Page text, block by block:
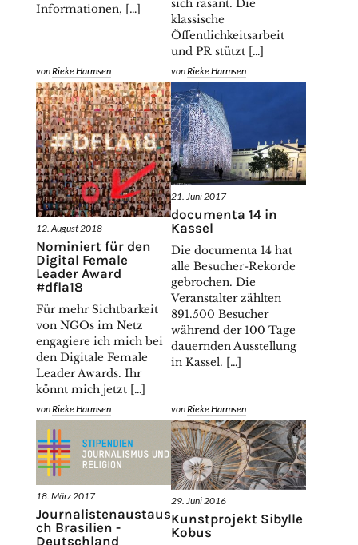
Informationen, […]
vonRieke Harmsen
sich rasant. Die
klassische
Öffentlichkeitsarbeit
und PR stützt […]
vonRieke Harmsen
12. August 2018
Nominiert für den
Digital Female
Leader Award
#dfla18
Für mehr Sichtbarkeit
von NGOs im Netz
engagiere ich mich bei
den Digitale Female
Leader Awards. Ihr
könnt mich jetzt […]
vonRieke Harmsen
21. Juni 2017
documenta 14 in
Kassel
Die documenta 14 hat
alle Besucher-Rekorde
gebrochen. Die
Veranstalter zählten
891.500 Besucher
während der 100 Tage
dauernden Ausstellung
in Kassel. […]
vonRieke Harmsen
18. März 2017
Journalistenaustaus
ch Brasilien -
Deutschland
29. Juni 2016
Kunstprojekt Sibylle
Kobus